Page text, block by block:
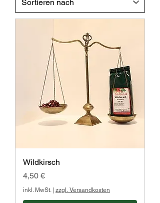
Wildkirsch
Preis
4,50 €
inkl. MwSt. | zzgl. Versandkosten